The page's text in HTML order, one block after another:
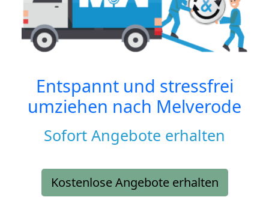
Entspannt und stressfrei
umziehen nach Melverode
Sofort Angebote erhalten
Kostenlose Angebote erhalten